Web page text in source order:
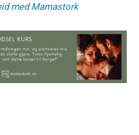
med Mamastork